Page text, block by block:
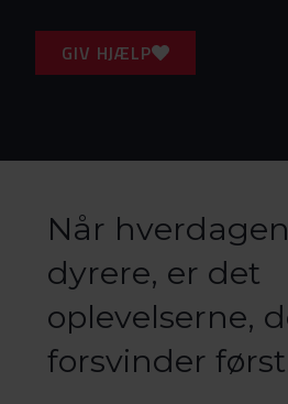
GIV HJÆLP
Når
dyrere, er det
oplevelserne,
forsvinder